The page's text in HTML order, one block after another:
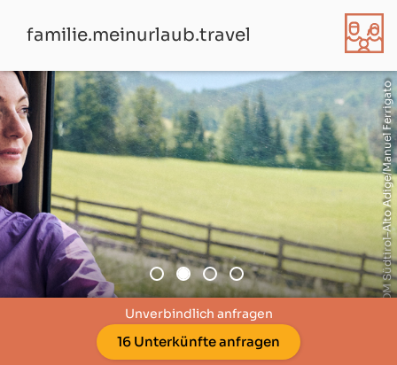
familie.meinurlaub.travel
© IDM Südtirol–Alto Adige/Harald Wisthaler
Unverbindlich anfragen
16 Unterkünfte anfragen